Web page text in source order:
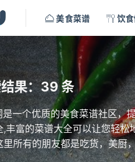
美食菜谱 饮
结果：39 条
一个优质的美食菜谱社区，
丰富的菜谱大全可以让您轻松
里所有的朋友都是吃货，美厨